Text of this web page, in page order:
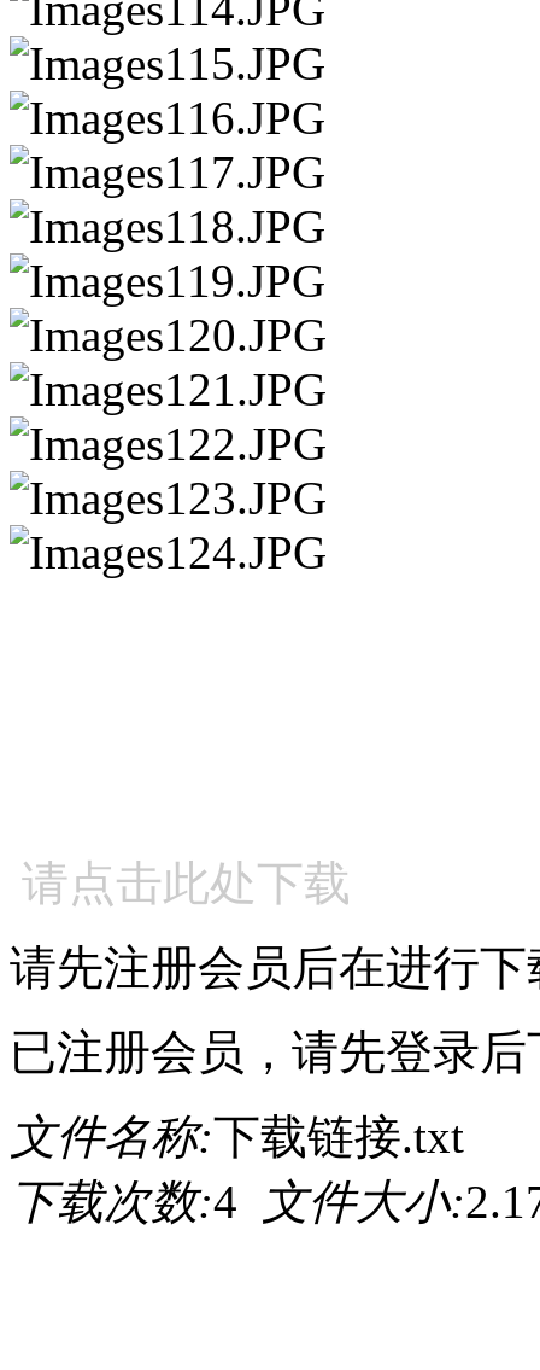
请点击此处下载
请先注册会员后在进行下
已注册会员，请先登录后
文件名称:下载链接.txt
下载次数:4 文件大小: